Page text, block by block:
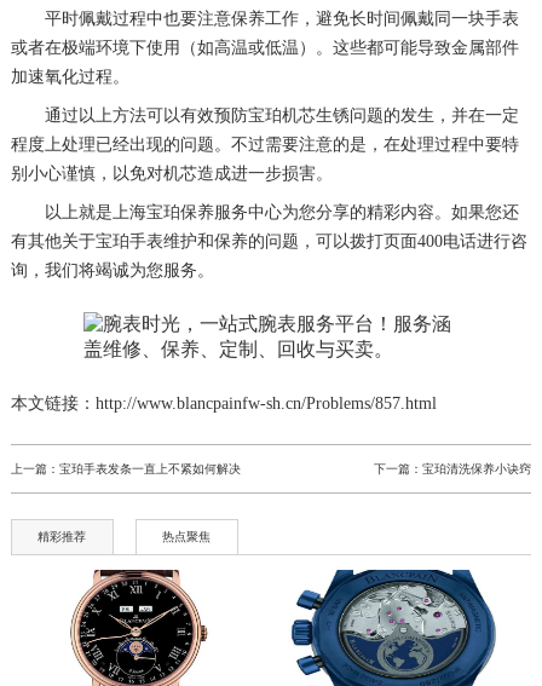
平时佩戴过程中也要注意保养工作，避免长时间佩戴同一块手表
或者在极端环境下使用（如高温或低温）。这些都可能导致金属部件
加速氧化过程。
通过以上方法可以有效预防宝珀机芯生锈问题的发生，并在一定
程度上处理已经出现的问题。不过需要注意的是，在处理过程中要特
别小心谨慎，以免对机芯造成进一步损害。
以上就是上海宝珀保养服务中心为您分享的精彩内容。如果您还
有其他关于宝珀手表维护和保养的问题，可以拨打页面400电话进行咨
询，我们将竭诚为您服务。
本文链接：http://www.blancpainfw-sh.cn/Problems/857.html
上一篇： 宝珀手表发条一直上不紧如何解决 下一篇：宝珀清洗保养小诀窍
精彩推荐 热点聚焦